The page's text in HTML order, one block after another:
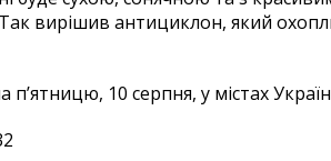
вирішив антициклон, який
10 серпня, у містах